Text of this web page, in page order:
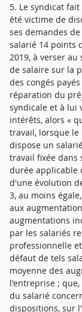
5. Le syndicat
été victime de
ses demandes
salarié 14 points
2019, à verser
de salaire sur la
des congés
réparation du
syndicale et à lui
intérêts, alors «
travail, lorsque
dispose un
travail fixée dans
durée applicable
d'une évolution
3, au moins
aux
augmentations
par les salariés
professionnelle
défaut de tels
moyenne des
l'entreprise ;
du salarié
dispositions, sur